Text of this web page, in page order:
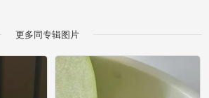
更多同专辑图片